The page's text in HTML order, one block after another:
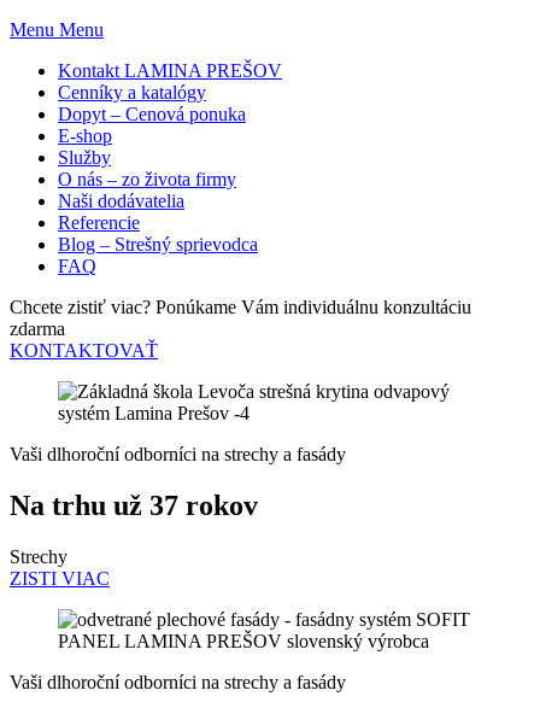
Menu Menu
Kontakt LAMINA PREŠOV
Cenníky a katalógy
Dopyt – Cenová ponuka
E-shop
Služby
O nás – zo života firmy
Naši dodávatelia
Referencie
Blog – Strešný sprievodca
FAQ
Chcete zistiť viac? Ponúkame Vám individuálnu konzultáciu
zdarma
KONTAKTOVAŤ
Vaši dlhoroční odborníci na strechy a fasády
Na trhu už 37 rokov
Strechy
ZISTI VIAC
Vaši dlhoroční odborníci na strechy a fasády